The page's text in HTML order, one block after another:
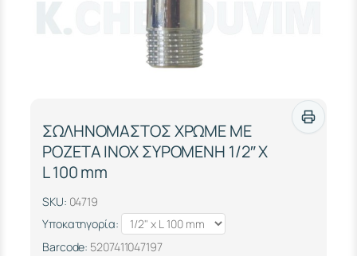
ΣΩΛΗΝΟΜΑΣΤΟΣ ΧΡΩΜΕ ΜΕ
ΡΟΖΕΤΑ INOX ΣΥΡΟΜΕΝΗ 1/2″ Χ
L 100 mm
SKU: 04719
Υποκατηγορία:
Barcode: 5207411047197